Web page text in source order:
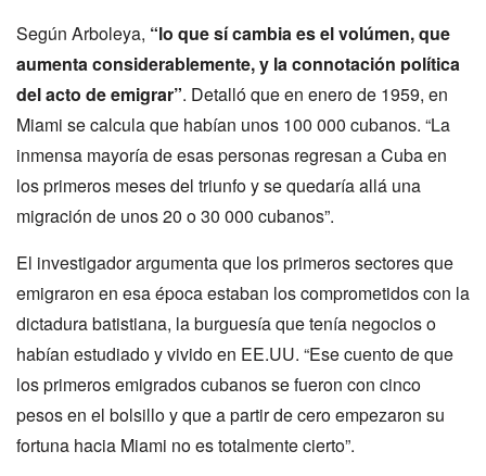
Según Arboleya, “lo que sí cambia es el volúmen, que
aumenta considerablemente, y la connotación política
del acto de emigrar”. Detalló que en enero de 1959, en
Miami se calcula que habían unos 100 000 cubanos. “La
inmensa mayoría de esas personas regresan a Cuba en
los primeros meses del triunfo y se quedaría allá una
migración de unos 20 o 30 000 cubanos”.
El investigador argumenta que los primeros sectores que
emigraron en esa época estaban los comprometidos con la
dictadura batistiana, la burguesía que tenía negocios o
habían estudiado y vivido en EE.UU. “Ese cuento de que
los primeros emigrados cubanos se fueron con cinco
pesos en el bolsillo y que a partir de cero empezaron su
fortuna hacia Miami no es totalmente cierto”.